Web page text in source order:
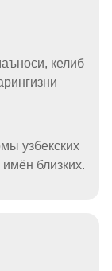
келиб
узбекских
близких.